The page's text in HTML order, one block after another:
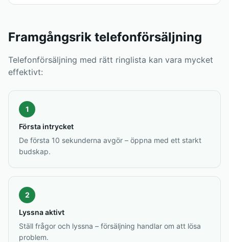
Framgångsrik telefonförsäljning
Telefonförsäljning med rätt ringlista kan vara mycket
effektivt:
1
Första intrycket
De första 10 sekunderna avgör – öppna med ett starkt
budskap.
2
Lyssna aktivt
Ställ frågor och lyssna – försäljning handlar om att lösa
problem.